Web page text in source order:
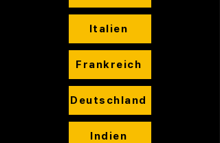
Italien
Frankreich
Deutschland
Indien